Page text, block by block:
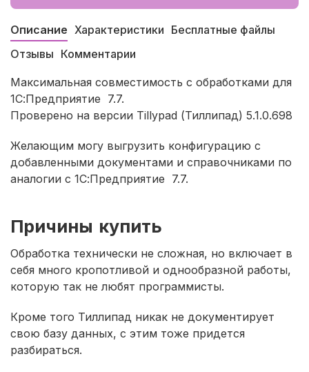
Описание Характеристики Бесплатные файлы
Отзывы Комментарии
Максимальная совместимость с обработками для
1С:Предприятие 7.7.
Проверено на версии Tillypad (Тиллипад) 5.1.0.698
Желающим могу выгрузить конфигурацию с
добавленными документами и справочниками по
аналогии с 1С:Предприятие 7.7.
Причины купить
Обработка технически не сложная, но включает в
себя много кропотливой и однообразной работы,
которую так не любят программисты.
Кроме того Тиллипад никак не документирует
свою базу данных, с этим тоже придется
разбираться.